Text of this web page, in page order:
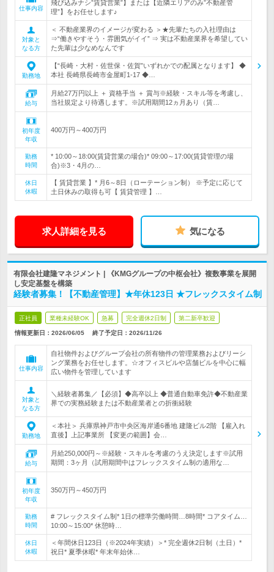
仕事内容
飛び込みナシ”賃貸営業”】または【近隣エリアのみ”不動産管
理”】をお任せします♪
対象と
なる方
＜ 不動産業界のイメージが変わる ＞★先輩たちの入社理由は
⇒“働きやすそう・雰囲気がイイ” ⇒ 実は不動産業界を希望してい
た先輩は少なめなんです
勤務地
【“長崎・大村・佐世保・佐賀”いずれかでの配属となります】 ◆
本社 長崎県長崎市金屋町1-17 ◆…
給与
月給27万円以上 ＋ 資格手当 ＋ 賞与※経験・スキル等を考慮し、
当社規定より待遇します。※試用期間12ヵ月あり（賃…
初年度
年収
400万円～400万円
勤務
時間
* 10:00～18:00(賃貸営業の場合)* 09:00～17:00(賃貸管理の場
合)※3・4月の…
休日
休暇
【 賃貸営業 】* 月6～8日（ローテーション制） ※予定に応じて
土日休みの取得も可【 賃貸管理 】…
求人詳細を見る 気になる
有限会社建隆マネジメント | 《KMGグループの中枢会社》複数事業を展開
し安定基盤を構築
経験者募集！【不動産管理】★年休123日 ★フレックスタイム制
正社員 業種未経験OK 急募 完全週休2日制 第二新卒歓迎
情報更新日：2026/06/05 終了予定日： 2026/11/26
仕事内容
自社物件およびグループ会社の所有物件の管理業務およびリーシ
ング業務をお任せします。☆オフィスビルや店舗ビルを中心に幅
広い物件を管理しています
対象と
なる方
＼経験者募集／【必須】◆高卒以上 ◆普通自動車免許◆不動産業
界での実務経験または不動産業者との折衝経験
勤務地
＜本社＞ 兵庫県神戸市中央区海岸通6番地 建隆ビル2階 【雇入れ
直後】上記事業所 【変更の範囲】会…
給与
月給250,000円～※経験・スキルを考慮のうえ決定します※試用
期間：3ヶ月（試用期間中はフレックスタイム制の適用な…
初年度
年収
350万円～450万円
勤務
時間
# フレックスタイム制* 1日の標準労働時間…8時間* コアタイム…
10:00～15:00* 休憩時…
休日
休暇
＜年間休日123日（※2024年実績）＞* 完全週休2日制（土日）*
祝日* 夏季休暇* 年末年始休…